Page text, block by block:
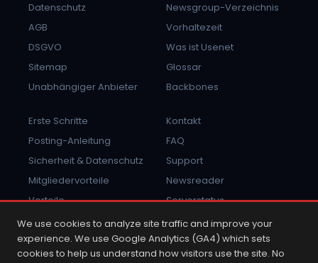
Datenschutz
AGB
DSGVO
Sitemap
Unabhängiger Anbieter
Newsgroup-Verzeichnis
Vorhaltezeit
Was ist Usenet
Glossar
Backbones
Erste Schritte
Posting-Anleitung
Sicherheit & Datenschutz
Mitgliedervorteile
Vorteile
Missbrauch melden
Kontakt
FAQ
Support
Newsreader
Serverstatus
Anmelden
We use cookies to analyze site traffic and improve your
experience. We use Google Analytics (GA4) which sets
cookies to help us understand how visitors use the site. No